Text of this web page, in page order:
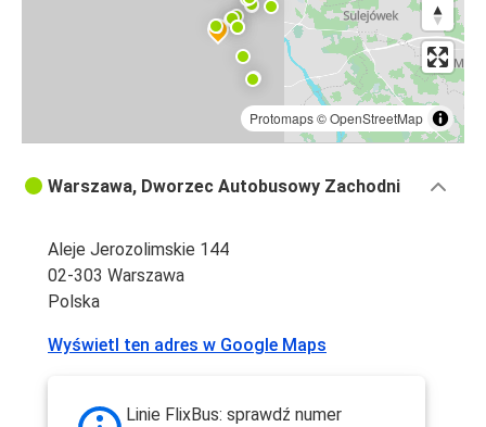
Protomaps©OpenStreetMap
Warszawa, Dworzec Autobusowy Zachodni
Aleje Jerozolimskie 144
02-303 Warszawa
Polska
Wyświetl ten adres w Google Maps
Linie FlixBus: sprawdź numer